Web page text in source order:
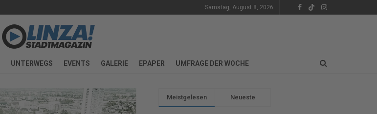
Samstag, August 8, 2026
UNTERWEGS EVENTS GALERIE EPAPER UMFRAGE DER WOCHE
Meistgelesen Neueste